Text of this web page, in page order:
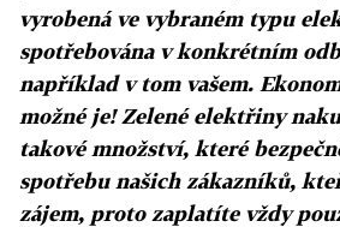
vyrobená ve vybraném typu
spotřebována v konkrétním
například v tom vašem.
možné je! Zelené elektřiny
takové množství, které
spotřebu našich zákazníků,
zájem, proto zaplatíte vždy